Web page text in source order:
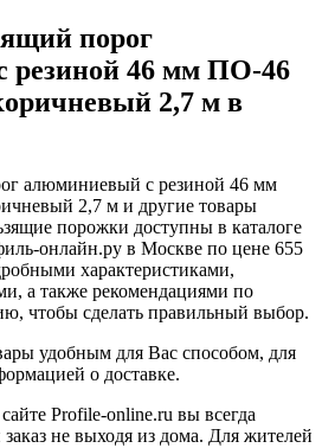
порог
резиной 46 мм ПО-46
2,7 м в
алюминиевый с резиной 46 мм
2,7 м и другие товары
порожки доступны в каталоге
онлайн.ру в Москве по цене 655
характеристиками,
а также рекомендациями по
чтобы сделать правильный выбор.
удобным для Вас способом, для
о доставке.
Profile-online.ru вы всегда
не выходя из дома. Для жителей